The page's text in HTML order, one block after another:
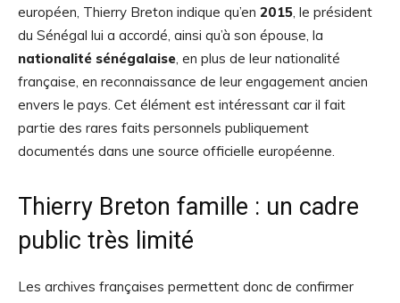
européen, Thierry Breton indique qu’en 2015, le président
du Sénégal lui a accordé, ainsi qu’à son épouse, la
nationalité sénégalaise, en plus de leur nationalité
française, en reconnaissance de leur engagement ancien
envers le pays. Cet élément est intéressant car il fait
partie des rares faits personnels publiquement
documentés dans une source officielle européenne.
Thierry Breton famille : un cadre
public très limité
Les archives françaises permettent donc de confirmer